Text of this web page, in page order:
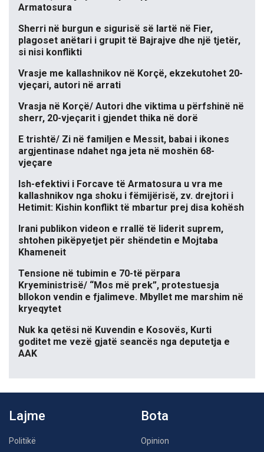
Armatosura
Sherri në burgun e sigurisë së lartë në Fier,
plagoset anëtari i grupit të Bajrajve dhe një tjetër,
si nisi konflikti
Vrasje me kallashnikov në Korçë, ekzekutohet 20-
vjeçari, autori në arrati
Vrasja në Korçë/ Autori dhe viktima u përfshinë në
sherr, 20-vjeçarit i gjendet thika në dorë
E trishtë/ Zi në familjen e Messit, babai i ikones
argjentinase ndahet nga jeta në moshën 68-
vjeçare
Ish-efektivi i Forcave të Armatosura u vra me
kallashnikov nga shoku i fëmijërisë, zv. drejtori i
Hetimit: Kishin konflikt të mbartur prej disa kohësh
Irani publikon videon e rrallë të liderit suprem,
shtohen pikëpyetjet për shëndetin e Mojtaba
Khameneit
Tensione në tubimin e 70-të përpara
Kryeministrisë/ “Mos më prek”, protestuesja
bllokon vendin e fjalimeve. Mbyllet me marshim në
kryeqytet
Nuk ka qetësi në Kuvendin e Kosovës, Kurti
goditet me vezë gjatë seancës nga deputetja e
AAK
Lajme
Politikë
Bota
Opinion